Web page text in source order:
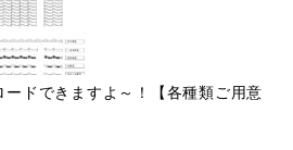
ドできますよ～！【各種類ご用意